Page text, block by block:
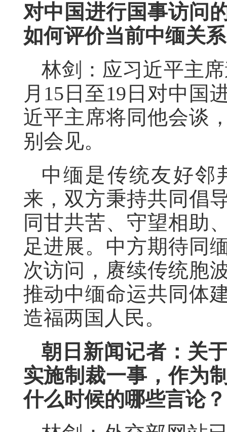
对中国进行国事访问
如何评价当前中缅关
林剑：应习近平主
月15日至19日对中国
近平主席将同他会谈
别会见。
中缅是传统友好邻
来，双方秉持共同倡
同甘共苦、守望相助
足进展。中方期待同
次访问，赓续传统胞
推动中缅命运共同体
造福两国人民。
朝日新闻记者：关
实施制裁一事，作为
什么时候的哪些言论？